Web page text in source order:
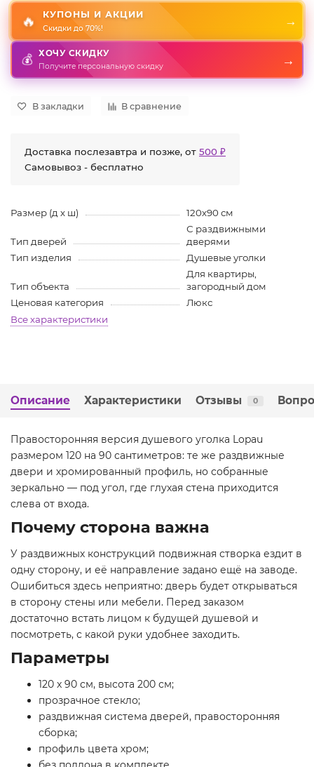
🔥 КУПОНЫ И АКЦИИ
Скидки до 70%!
→
💰 ХОЧУ СКИДКУ
Получите персональную скидку →
В закладки В сравнение
Доставка послезавтра и позже, от 500 ₽
Самовывоз - бесплатно
Размер (д х ш) 120х90 см
Тип дверей
С раздвижными
дверями
Тип изделия
Душевые уголки
Тип объекта
Для квартиры,
загородный дом
Ценовая категория
Люкс
Все характеристики
Описание Характеристики Отзывы 0
Правосторонняя версия душевого уголка Lopau
размером 120 на 90 сантиметров: те же раздвижные
двери и хромированный профиль, но собранные
зеркально — под угол, где глухая стена приходится
слева от входа.
Почему сторона важна
У раздвижных конструкций подвижная створка ездит в
одну сторону, и её направление задано ещё на заводе.
Ошибиться здесь неприятно: дверь будет открываться
в сторону стены или мебели. Перед заказом
достаточно встать лицом к будущей душевой и
посмотреть, с какой руки удобнее заходить.
Параметры
120 x 90 см, высота 200 см;
прозрачное стекло;
раздвижная система дверей, правосторонняя
сборка;
профиль цвета хром;